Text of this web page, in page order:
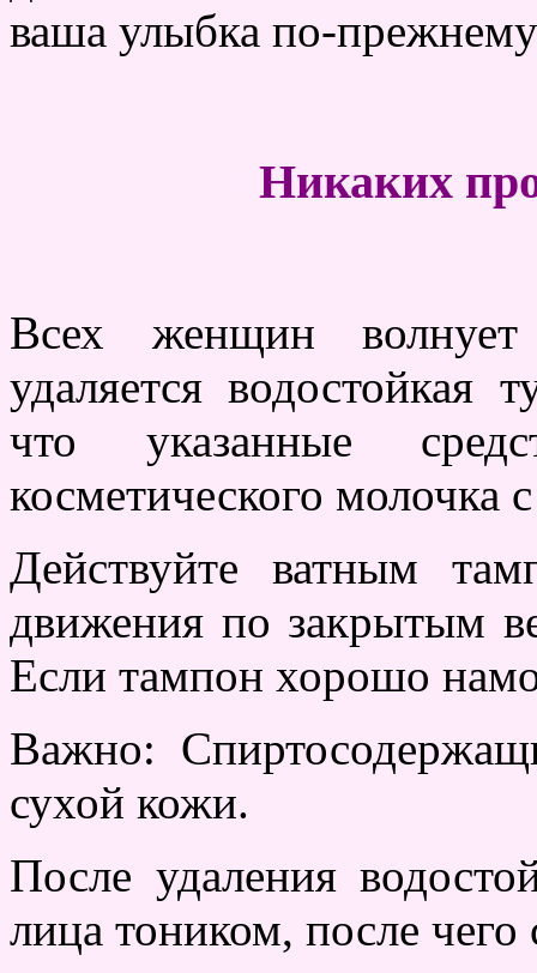
ваша улыбка по-
Никаких
Всех женщин
удаляется водостойкая
что указанные
косметического молочка
Действуйте ватным
движения по закрытым
Если тампон хорошо
Важно:
сухой кожи.
После удаления
лица тоником, после